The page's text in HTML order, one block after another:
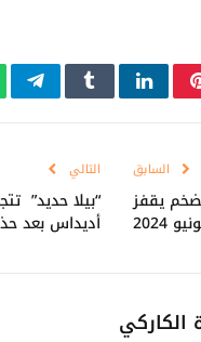
بينتيريستلينكدإنTumblr
السابق
يقفز
التالي
“بيلا حديد”
أديداس بعد
الكاركي